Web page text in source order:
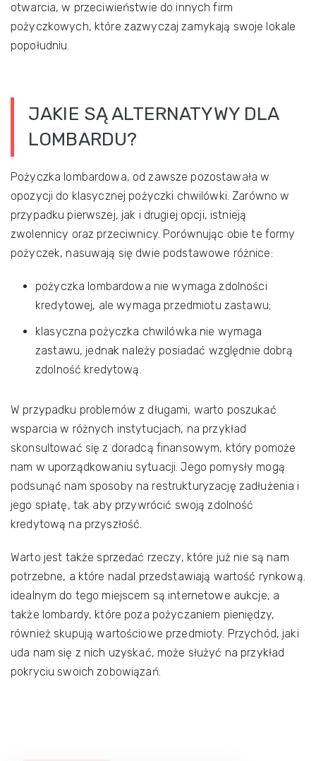
otwarcia, w przeciwieństwie do innych firm
pożyczkowych, które zazwyczaj zamykają swoje lokale
popołudniu.
JAKIE SĄ ALTERNATYWY DLA
LOMBARDU?
Pożyczka lombardowa, od zawsze pozostawała w
opozycji do klasycznej pożyczki chwilówki. Zarówno w
przypadku pierwszej, jak i drugiej opcji, istnieją
zwolennicy oraz przeciwnicy. Porównując obie te formy
pożyczek, nasuwają się dwie podstawowe różnice:
pożyczka lombardowa nie wymaga zdolności
kredytowej, ale wymaga przedmiotu zastawu;
klasyczna pożyczka chwilówka nie wymaga
zastawu, jednak należy posiadać względnie dobrą
zdolność kredytową.
W przypadku problemów z długami, warto poszukać
wsparcia w różnych instytucjach, na przykład
skonsultować się z doradcą finansowym, który pomoże
nam w uporządkowaniu sytuacji. Jego pomysły mogą
podsunąć nam sposoby na restrukturyzację zadłużenia i
jego spłatę, tak aby przywrócić swoją zdolność
kredytową na przyszłość.
Warto jest także sprzedać rzeczy, które już nie są nam
potrzebne, a które nadal przedstawiają wartość rynkową.
idealnym do tego miejscem są internetowe aukcje, a
także lombardy, które poza pożyczaniem pieniędzy,
również skupują wartościowe przedmioty. Przychód, jaki
uda nam się z nich uzyskać, może służyć na przykład
pokryciu swoich zobowiązań.